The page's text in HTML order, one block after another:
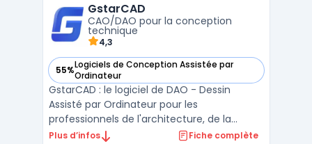
des données par entreprise, site et entre ...
GstarCAD
CAO/DAO pour la conception
technique
4,3
55%Logiciels de Conception Assistée par
Ordinateur
— voir GstarCAD dans cette catégorie
GstarCAD : le logiciel de DAO - Dessin
Assisté par Ordinateur pour les
professionnels de l'architecture, de la
conception mécanique et de l'ingénierie.
Plus d’infos Fiche complète